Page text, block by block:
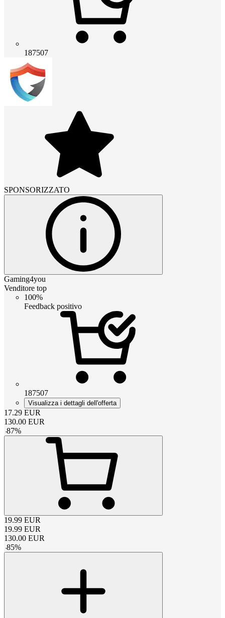
187507
SPONSORIZZATO
Gaming4you
Venditore top
100%
Feedback positivo
187507
Visualizza i dettagli dell'offerta
17.29 EUR
130.00 EUR
-87%
19.99 EUR
19.99 EUR
130.00 EUR
-85%